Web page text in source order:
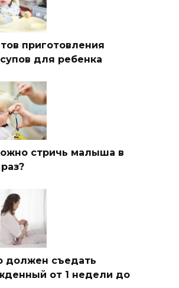
приготовления
для ребенка
стричь малыша в
должен съедать
от 1 недели до